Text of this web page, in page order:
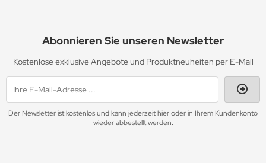
Abonnieren Sie unseren Newsletter
Kostenlose exklusive Angebote und Produktneuheiten per E-Mail
Der Newsletter ist kostenlos und kann jederzeit hier oder in Ihrem Kundenkonto
wieder abbestellt werden.